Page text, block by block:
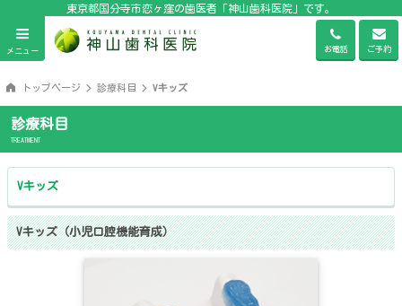
東京都国分寺市恋ヶ窪の歯医者「神山歯科医院」です。
メニュー お電話 ご予約
トップページ 診療科目 Vキッズ
診療科目
TREATMENT
Vキッズ
Vキッズ（小児口腔機能育成）